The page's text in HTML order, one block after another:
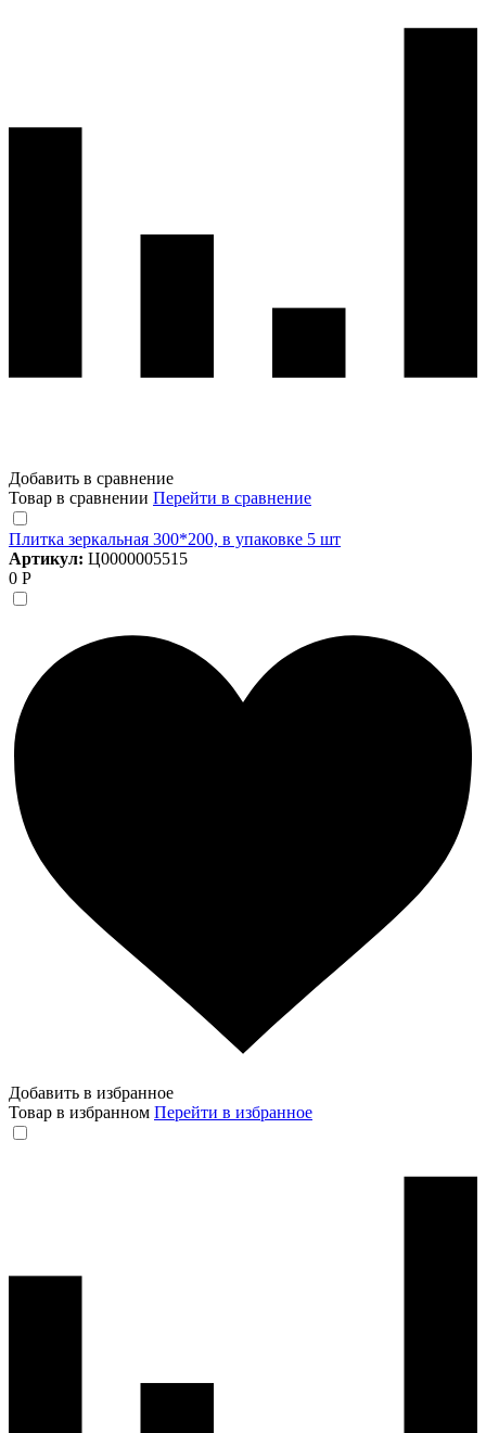
Добавить в сравнение
Товар в сравнении Перейти в сравнение
Плитка зеркальная 300*200, в упаковке 5 шт
Артикул: Ц0000005515
0 Р
Добавить в избранное
Товар в избранном Перейти в избранное